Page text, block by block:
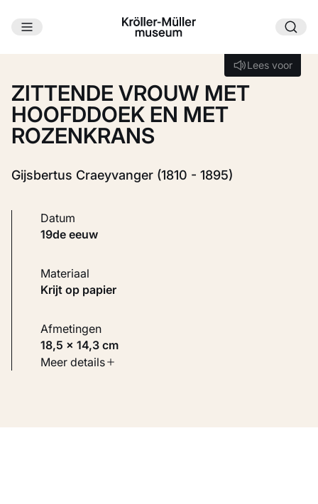
Ga naar hoofdinhoud
Lees voor
Lees voor
ZITTENDE VROUW MET
HOOFDDOEK EN MET
ROZENKRANS
Gijsbertus Craeyvanger (1810 - 1895)
Datum
19de eeuw
Materiaal
Krijt op papier
Afmetingen
18,5 × 14,3 cm
Soort werk
Meer details